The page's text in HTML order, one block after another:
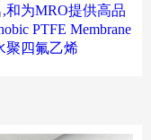
,和为MRO提供高品
PTFE Membrane
聚四氟乙烯